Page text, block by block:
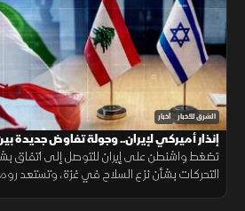
الشرق للأخبار أخبار
إنذار أميركي لإيران.. وجولة تفاوض جديدة
تضغط واشنطن على إيران للتوصل إلى اتفاق
التحركات بشأن نزع السلاح في غزة، وتستعد